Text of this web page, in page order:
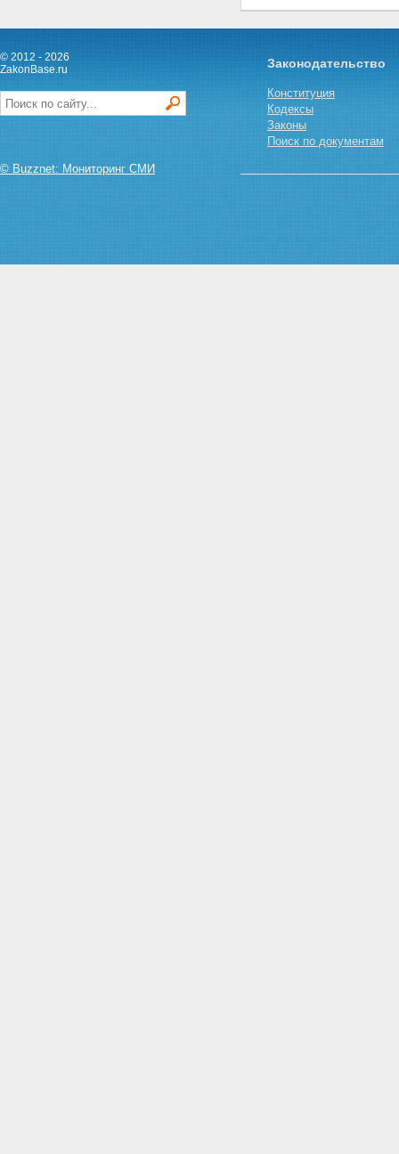
© 2012 - 2026
ZakonBase.ru
© Buzznet: Мониторинг СМИ
Законодательство
Конституция
Кодексы
Законы
Поиск по документам